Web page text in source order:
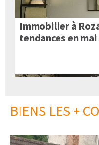
Immobilier à
tendances en mai
BIENS LES +